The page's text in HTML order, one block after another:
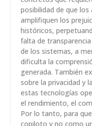
posibilidad de que
amplifiquen los
históricos,
falta de
de los sistemas, a
dificulta la
generada. También
sobre la privacidad y
estas tecnologías
el rendimiento, el
Por lo tanto, para
copiloto y no como